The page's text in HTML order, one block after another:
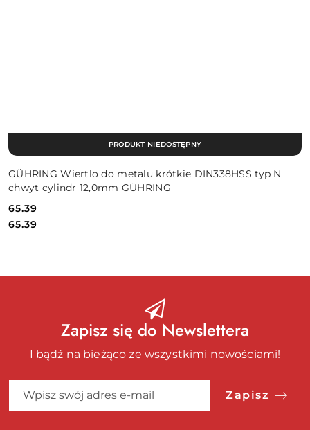
GÜHRING Wiertlo do metalu krótkie DIN338HSS typ N
chwyt cylindr 12,0mm GÜHRING
Cena:
65.39
Cena:
65.39
PRODUKT NIEDOSTĘPNY
Zapisz się do Newslettera
I bądź na bieżąco ze wszystkimi nowościami!
Zapisz